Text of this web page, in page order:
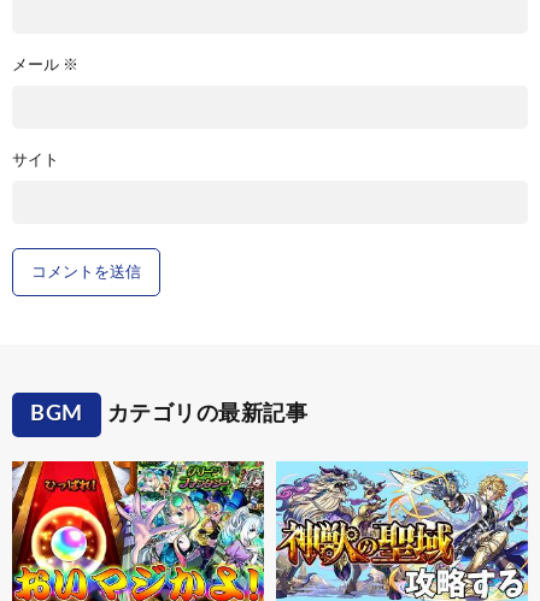
メール ※
サイト
BGM カテゴリの最新記事